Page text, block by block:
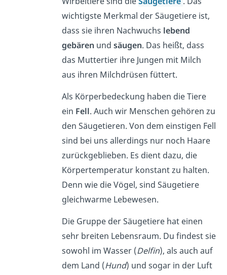
wichtigste Merkmal der Säugetiere ist,
dass sie ihren Nachwuchs lebend
gebären undsäugen. Das heißt, dass
das Muttertier ihre Jungen mit Milch
aus ihren Milchdrüsen füttert.
Als Körperbedeckung haben die Tiere
ein Fell. Auch wir Menschen gehören zu
den Säugetieren. Von dem einstigen Fell
sind bei uns allerdings nur noch Haare
zurückgeblieben. Es dient dazu, die
Körpertemperatur konstant zu halten.
Denn wie die Vögel, sind Säugetiere
gleichwarme Lebewesen.
Die Gruppe der Säugetiere hat einen
sehr breiten Lebensraum. Du findest sie
sowohl im Wasser (Delfin), als auch auf
dem Land (Hund) und sogar in der Luft